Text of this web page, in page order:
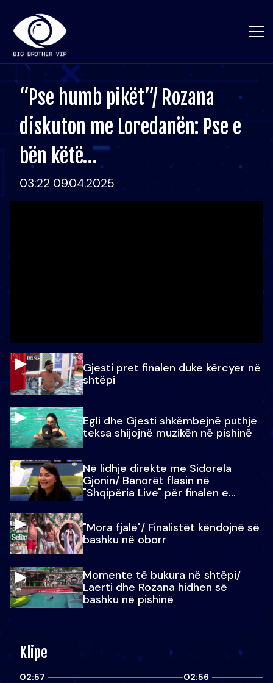
“Pse humb pikët”/ Rozana
diskuton me Loredanën: Pse e
bën këtë…
03:22 09.04.2025
Gjesti pret finalen duke kërcyer në
shtëpi
Egli dhe Gjesti shkëmbejnë puthje
teksa shijojnë muzikën në pishinë
Në lidhje direkte me Sidorela
Gjonin/ Banorët flasin në
"Shqipëria Live" për finalen e
"Mora fjalë"/ Finalistët këndojnë së
bashku në oborr
Momente të bukura në shtëpi/
Laerti dhe Rozana hidhen së
bashku në pishinë
Klipe
02:57 02:56